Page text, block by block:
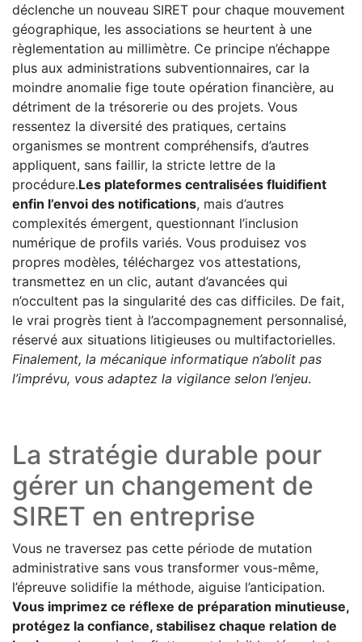
déclenche un nouveau SIRET pour chaque mouvement
géographique, les associations se heurtent à une
règlementation au millimètre. Ce principe n’échappe
plus aux administrations subventionnaires, car la
moindre anomalie fige toute opération financière, au
détriment de la trésorerie ou des projets. Vous
ressentez la diversité des pratiques, certains
organismes se montrent compréhensifs, d’autres
appliquent, sans faillir, la stricte lettre de la
procédure.Les plateformes centralisées fluidifient
enfin l’envoi des notifications, mais d’autres
complexités émergent, questionnant l’inclusion
numérique de profils variés. Vous produisez vos
propres modèles, téléchargez vos attestations,
transmettez en un clic, autant d’avancées qui
n’occultent pas la singularité des cas difficiles. De fait,
le vrai progrès tient à l’accompagnement personnalisé,
réservé aux situations litigieuses ou multifactorielles.
Finalement, la mécanique informatique n’abolit pas
l’imprévu, vous adaptez la vigilance selon l’enjeu.
La stratégie durable pour
gérer un changement de
SIRET en entreprise
Vous ne traversez pas cette période de mutation
administrative sans vous transformer vous-même,
l’épreuve solidifie la méthode, aiguise l’anticipation.
Vous imprimez ce réflexe de préparation minutieuse,
protégez la confiance, stabilisez chaque relation de